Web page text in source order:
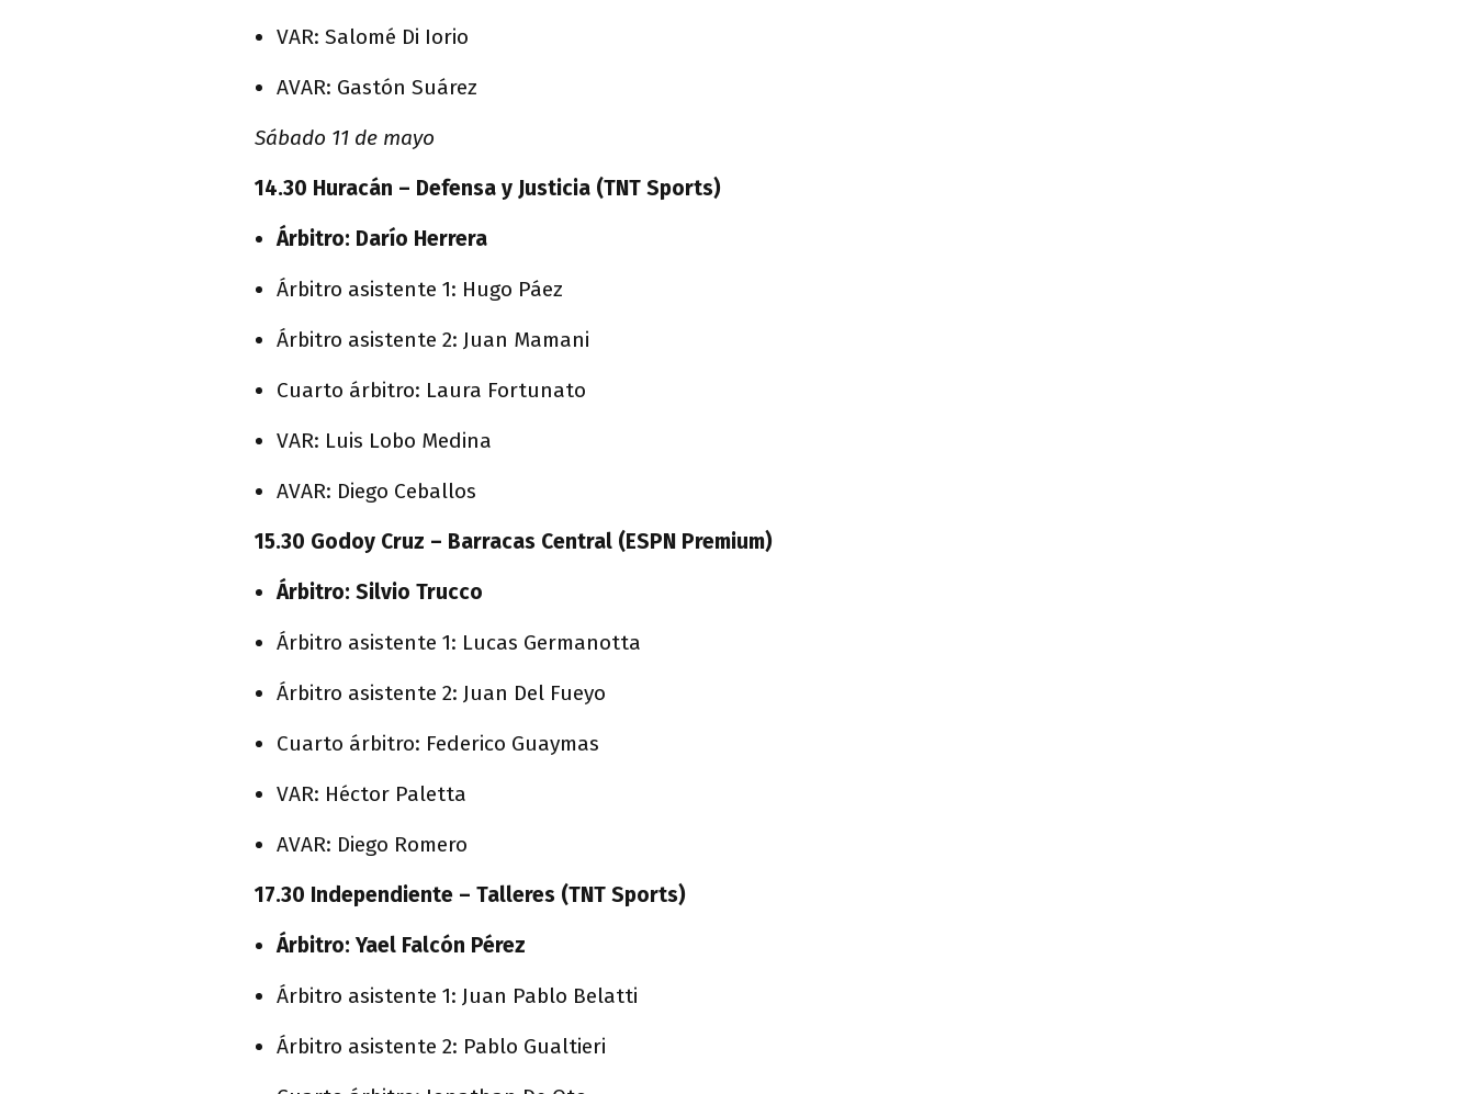
VAR: Salomé Di Iorio
AVAR: Gastón Suárez
Sábado 11 de mayo
14.30 Huracán – Defensa y Justicia (TNT Sports)
Árbitro: Darío Herrera
Árbitro asistente 1: Hugo Páez
Árbitro asistente 2: Juan Mamani
Cuarto árbitro: Laura Fortunato
VAR: Luis Lobo Medina
AVAR: Diego Ceballos
15.30 Godoy Cruz – Barracas Central (ESPN Premium)
Árbitro: Silvio Trucco
Árbitro asistente 1: Lucas Germanotta
Árbitro asistente 2: Juan Del Fueyo
Cuarto árbitro: Federico Guaymas
VAR: Héctor Paletta
AVAR: Diego Romero
17.30 Independiente – Talleres (TNT Sports)
Árbitro: Yael Falcón Pérez
Árbitro asistente 1: Juan Pablo Belatti
Árbitro asistente 2: Pablo Gualtieri